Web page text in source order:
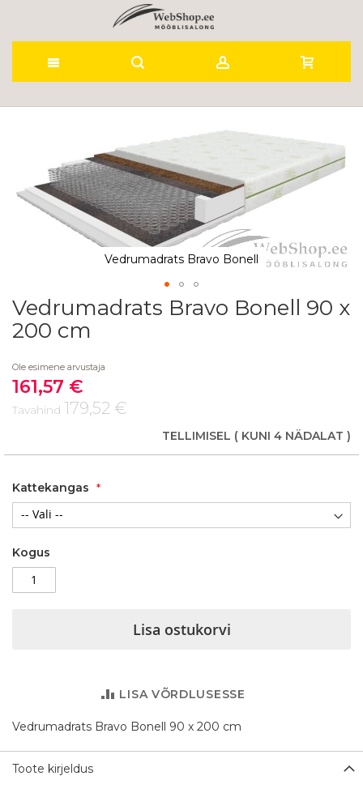
of
Vedrumadrats Bravo Bonell
Skip
to
the
of
the
images
gallery
Vedrumadrats Bravo Bonell 90 x
200 cm
Ole esimene arvustaja
Soodushind
161,57 €
Tavahind 179,52 €
TELLIMISEL ( KUNI 4 NÄDALAT )
Kattekangas
Kogus
Lisa ostukorvi
LISA VÕRDLUSESSE
Vedrumadrats Bravo Bonell 90 x 200 cm
Toote kirjeldus